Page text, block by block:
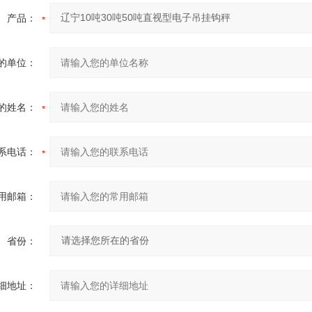
产品：
单位：
姓名：
电话：
邮箱：
省份：
地址：